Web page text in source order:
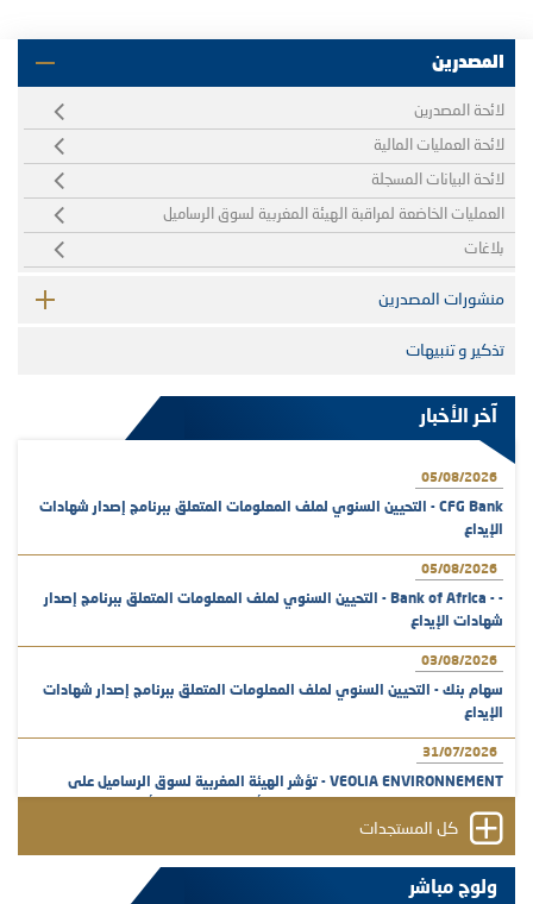
المصدرين
لائحة المصدرين
لائحة العمليات المالية
لائحة البيانات المسجلة
العمليات الخاضعة لمراقبة الهيئة المغربية لسوق الرساميل
بلاغات
منشورات المصدرين
تذكير و تنبيهات
آخر الأخبار
05/08/2026
CFG Bank - التحيين السنوي لملف المعلومات المتعلق ببرنامج إصدار شهادات
الإيداع
05/08/2026
- - Bank of Africa - التحيين السنوي لملف المعلومات المتعلق ببرنامج إصدار
شهادات الإيداع
03/08/2026
سهام بنك - التحيين السنوي لملف المعلومات المتعلق ببرنامج إصدار شهادات
الإيداع
31/07/2026
VEOLIA ENVIRONNEMENT - تؤشر الهيئة المغربية لسوق الرساميل على
29/07/2026
وفابايل - التحيين السنوي لملف المعلومات المتعلق ببرنامج إصدار سندات
شركات التمويل
كل المستجدات
ولوج مباشر